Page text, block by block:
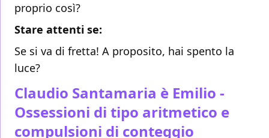
proprio così?
Stare attenti se:
Se si va di fretta! A proposito, hai spento la
luce?
Claudio Santamaria è Emilio -
Ossessioni di tipo aritmetico e
compulsioni di conteggio